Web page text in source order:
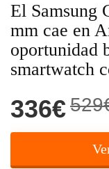
El Samsung
mm cae en
oportunidad
smartwatch
336€